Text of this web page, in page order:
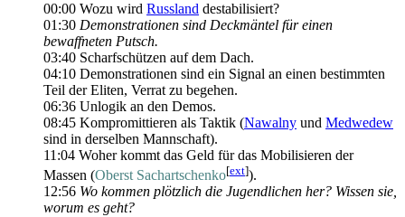
00:00 Wozu wird Russland destabilisiert?
01:30 Demonstrationen sind Deckmäntel für einen
bewaffneten Putsch.
03:40 Scharfschützen auf dem Dach.
04:10 Demonstrationen sind ein Signal an einen bestimmten
Teil der Eliten, Verrat zu begehen.
06:36 Unlogik an den Demos.
08:45 Kompromittieren als Taktik (Nawalny und Medwedew
sind in derselben Mannschaft).
11:04 Woher kommt das Geld für das Mobilisieren der
Massen (Oberst Sachartschenko[ext]).
12:56 Wo kommen plötzlich die Jugendlichen her? Wissen sie,
worum es geht?